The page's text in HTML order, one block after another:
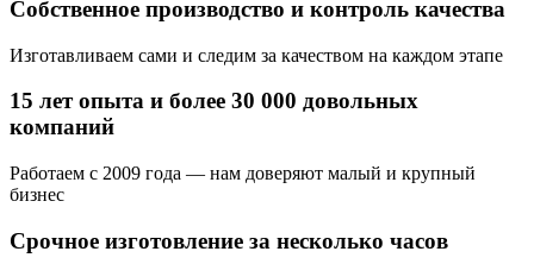
Собственное производство и контроль качества
Изготавливаем сами и следим за качеством на каждом этапе
15 лет опыта и более 30 000 довольных
компаний
Работаем с 2009 года — нам доверяют малый и крупный
бизнес
Срочное изготовление за несколько часов